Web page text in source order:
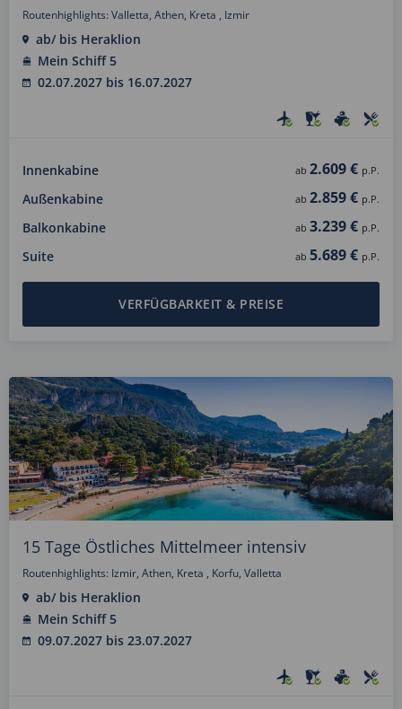
Routenhighlights: Valletta, Athen, Kreta , Izmir
ab/ bis Heraklion
Mein Schiff 5
02.07.2027 bis 16.07.2027
Innenkabine ab 2.609 € p.P.
Außenkabine ab 2.859 € p.P.
Balkonkabine ab 3.239 € p.P.
Suite ab 5.689 € p.P.
VERFÜGBARKEIT & PREISE
15 Tage Östliches Mittelmeer intensiv
Routenhighlights: Izmir, Athen, Kreta , Korfu, Valletta
ab/ bis Heraklion
Mein Schiff 5
09.07.2027 bis 23.07.2027